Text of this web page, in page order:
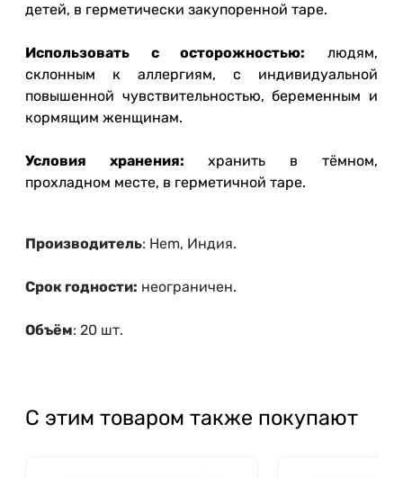
детей, в герметически закупоренной таре.
Использовать с осторожностью: людям,
склонным к аллергиям, с индивидуальной
повышенной чувствительностью, беременным и
кормящим женщинам.
Условия хранения: хранить в тёмном,
прохладном месте, в герметичной таре.
Производитель: Hem, Индия.
Срок годности: неограничен.
Объём: 20 шт.
С этим товаром также покупают